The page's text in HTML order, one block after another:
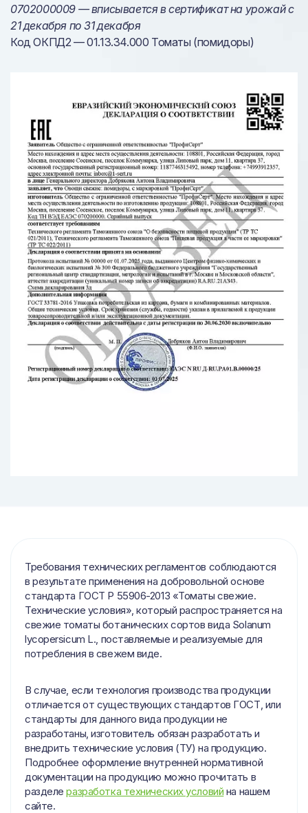
0702000009 — вписывается в сертификат на урожай с
21 декабря по 31 декабря
Код ОКПД2 — 01.13.34.000 Томаты (помидоры)
Требования технических регламентов соблюдаются
в результате применения на добровольной основе
стандарта ГОСТ Р 55906-2013 «Томаты свежие.
Технические условия», который распространяется на
свежие томаты ботанических сортов вида Solanum
lycopersicum L., поставляемые и реализуемые для
потребления в свежем виде.
В случае, если технология производства продукции
отличается от существующих стандартов ГОСТ, или
стандарты для данного вида продукции не
разработаны, изготовитель обязан разработать и
внедрить технические условия (ТУ) на продукцию.
Подробнее оформление внутренней нормативной
документации на продукцию можно прочитать в
разделеразработка технических условий на нашем
сайте.